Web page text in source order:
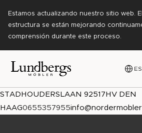
Estamos actualizando nuestro sitio web.
estructura se están mejorando
comprensión durante este proceso.
ES
STADHOUDERSLAAN 92517 HV DEN
HAAG0655357955